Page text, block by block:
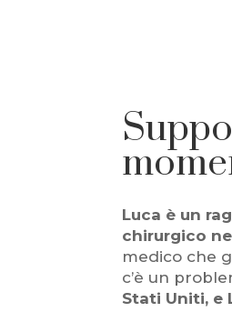
Luca è un
chirurgico
medico che
c’è un
Stati Uniti, e